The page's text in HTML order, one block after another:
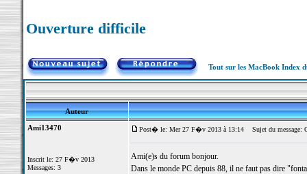
Ouverture difficile
Tout sur les MacBook Index
Auteur
Ami13470
Inscrit le: 27 F�v 2013
Messages: 3
Post� le: Mer 27 F�v 2013 à 13:14 Sujet du message:
Ami(e)s du forum bonjour.
Dans le monde PC depuis 88, il ne faut pas dire